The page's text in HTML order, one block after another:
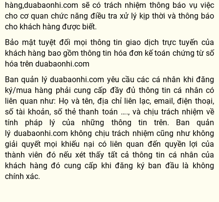
hàng,duabaonhi.com sẽ có trách nhiệm thông báo vụ việc
cho cơ quan chức năng điều tra xử lý kịp thời và thông báo
cho khách hàng được biết.
Bảo mật tuyệt đối mọi thông tin giao dịch trực tuyến của
khách hàng bao gồm thông tin hóa đơn kế toán chứng từ số
hóa trên duabaonhi.com
Ban quản lý duabaonhi.com yêu cầu các cá nhân khi đăng
ký/mua hàng phải cung cấp đầy đủ thông tin cá nhân có
liên quan như: Họ và tên, địa chỉ liên lạc, email, điện thoại,
số tài khoản, số thẻ thanh toán …., và chịu trách nhiệm về
tính pháp lý của những thông tin trên. Ban quản
lý duabaonhi.com không chịu trách nhiệm cũng như không
giải quyết mọi khiếu nại có liên quan đến quyền lợi của
thành viên đó nếu xét thấy tất cả thông tin cá nhân của
khách hàng đó cung cấp khi đăng ký ban đầu là không
chính xác.